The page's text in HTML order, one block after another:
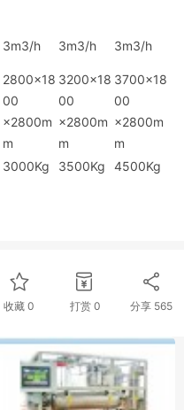
3m3/h 3m3/h 3m3/h
2800×18
00
×2800m
m
3200×18
00
×2800m
m
3700×18
00
×2800m
m
3000Kg 3500Kg 4500Kg
收藏 0 打赏 0 分享 565